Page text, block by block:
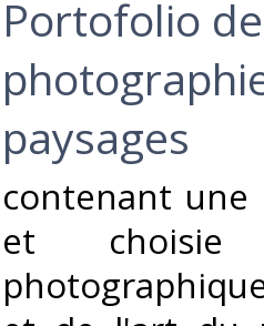
‎Portofolio de
paysages‎
‎contenant
et